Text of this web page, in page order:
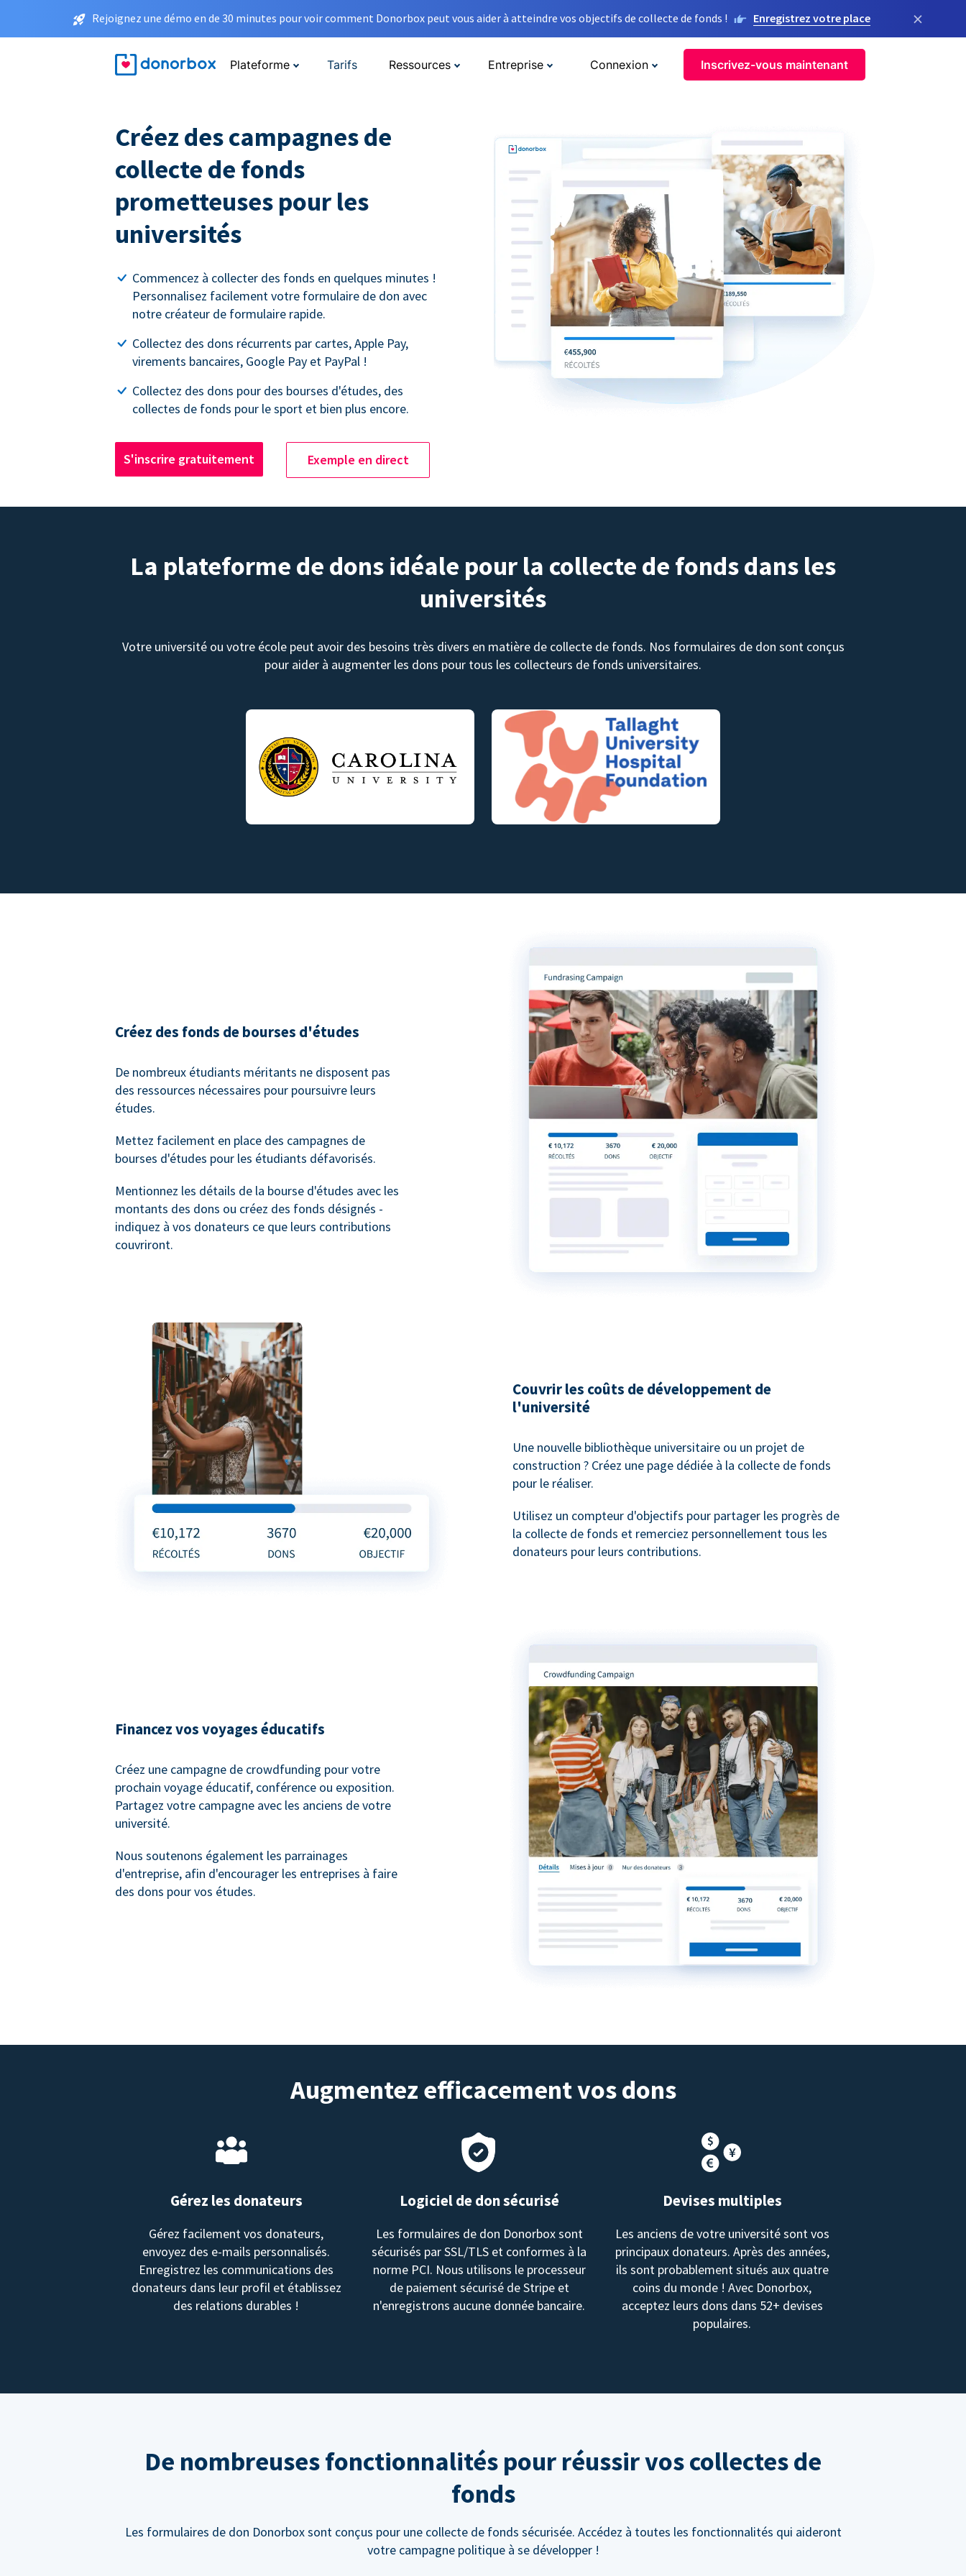
Rejoignez une démo en de 30 minutes pour voir comment Donorbox peut vous aider à atteindre vos objectifs de collecte de fonds ! Enregistrez votre place ×
Plateforme Tarifs Ressources Entreprise Connexion Inscrivez-vous maintenant
Créez des campagnes de
collecte de fonds
prometteuses pour les
universités
Commencez à collecter des fonds en quelques minutes !
Personnalisez facilement votre formulaire de don avec
notre créateur de formulaire rapide.
Collectez des dons récurrents par cartes, Apple Pay,
virements bancaires, Google Pay et PayPal !
Collectez des dons pour des bourses d'études, des
collectes de fonds pour le sport et bien plus encore.
S'inscrire gratuitement Exemple en direct
La plateforme de dons idéale pour la collecte de fonds dans les
universités
Votre université ou votre école peut avoir des besoins très divers en matière de collecte de fonds. Nos formulaires de don sont conçus
pour aider à augmenter les dons pour tous les collecteurs de fonds universitaires.
Créez des fonds de bourses d'études
De nombreux étudiants méritants ne disposent pas
des ressources nécessaires pour poursuivre leurs
études.
Mettez facilement en place des campagnes de
bourses d'études pour les étudiants défavorisés.
Mentionnez les détails de la bourse d'études avec les
montants des dons ou créez des fonds désignés -
indiquez à vos donateurs ce que leurs contributions
couvriront.
Couvrir les coûts de développement de
l'université
Une nouvelle bibliothèque universitaire ou un projet de
construction ? Créez une page dédiée à la collecte de fonds
pour le réaliser.
Utilisez un compteur d'objectifs pour partager les progrès de
la collecte de fonds et remerciez personnellement tous les
donateurs pour leurs contributions.
Financez vos voyages éducatifs
Créez une campagne de crowdfunding pour votre
prochain voyage éducatif, conférence ou exposition.
Partagez votre campagne avec les anciens de votre
université.
Nous soutenons également les parrainages
d'entreprise, afin d'encourager les entreprises à faire
des dons pour vos études.
Augmentez efficacement vos dons
Gérez les donateurs
Gérez facilement vos donateurs,
envoyez des e-mails personnalisés.
Enregistrez les communications des
donateurs dans leur profil et établissez
des relations durables !
Logiciel de don sécurisé
Les formulaires de don Donorbox sont
sécurisés par SSL/TLS et conformes à la
norme PCI. Nous utilisons le processeur
de paiement sécurisé de Stripe et
n'enregistrons aucune donnée bancaire.
Devises multiples
Les anciens de votre université sont vos
principaux donateurs. Après des années,
ils sont probablement situés aux quatre
coins du monde ! Avec Donorbox,
acceptez leurs dons dans 52+ devises
populaires.
De nombreuses fonctionnalités pour réussir vos collectes de
fonds
Les formulaires de don Donorbox sont conçus pour une collecte de fonds sécurisée. Accédez à toutes les fonctionnalités qui aideront
votre campagne politique à se développer !